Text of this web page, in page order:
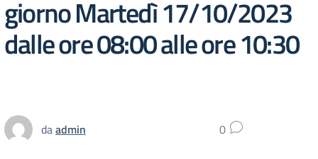
giorno Martedì 17/10/2023
dalle ore 08:00 alle ore 10:30
daadmin 0